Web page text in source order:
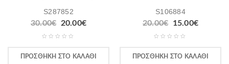
S287852
30.00€ 20.00€
ΠΡΟΣΘΉΚΗ ΣΤΟ ΚΑΛΆΘΙ
S106884
20.00€ 15.00€
ΠΡΟΣΘΉΚΗ ΣΤΟ ΚΑΛΆΘΙ